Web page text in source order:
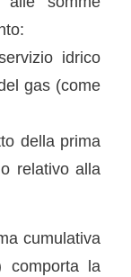
idrico
gas (come
della prima
relativo alla
cumulativa
la